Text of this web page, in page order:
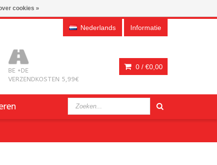
Nederlands Informatie
BE +DE
VERZENDKOSTEN 5,99€
0 / €0,00
cookies »